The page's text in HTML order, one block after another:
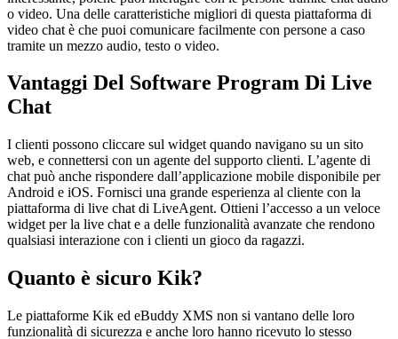
o video. Una delle caratteristiche migliori di questa piattaforma di
video chat è che puoi comunicare facilmente con persone a caso
tramite un mezzo audio, testo o video.
Vantaggi Del Software Program Di Live
Chat
I clienti possono cliccare sul widget quando navigano su un sito
web, e connettersi con un agente del supporto clienti. L’agente di
chat può anche rispondere dall’applicazione mobile disponibile per
Android e iOS. Fornisci una grande esperienza al cliente con la
piattaforma di live chat di LiveAgent. Ottieni l’accesso a un veloce
widget per la live chat e a delle funzionalità avanzate che rendono
qualsiasi interazione con i clienti un gioco da ragazzi.
Quanto è sicuro Kik?
Le piattaforme Kik ed eBuddy XMS non si vantano delle loro
funzionalità di sicurezza e anche loro hanno ricevuto lo stesso